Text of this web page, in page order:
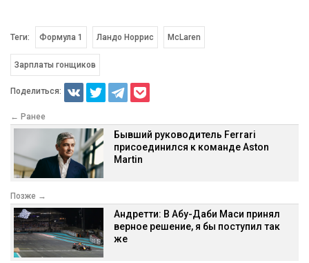
Теги: Формула 1 Ландо Норрис McLaren
Зарплаты гонщиков
Поделиться:
← Ранее
Бывший руководитель Ferrari
присоединился к команде Aston
Martin
Позже →
Андретти: В Абу-Даби Маси принял
верное решение, я бы поступил так
же